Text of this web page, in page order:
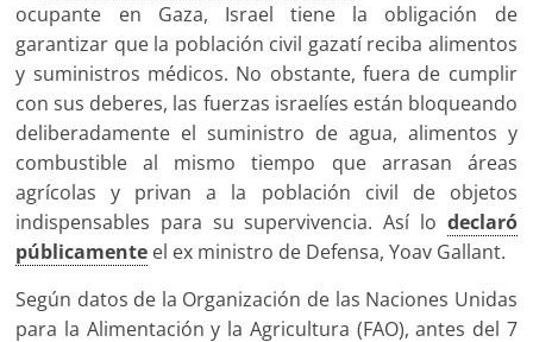
ocupante en Gaza, Israel tiene la obligación de
garantizar que la población civil gazatí reciba alimentos
y suministros médicos. No obstante, fuera de cumplir
con sus deberes, las fuerzas israelíes están bloqueando
deliberadamente el suministro de agua, alimentos y
combustible al mismo tiempo que arrasan áreas
agrícolas y privan a la población civil de objetos
indispensables para su supervivencia. Así lo declaró
públicamente el ex ministro de Defensa, Yoav Gallant.
Según datos de la Organización de las Naciones Unidas
para la Alimentación y la Agricultura (FAO), antes del 7